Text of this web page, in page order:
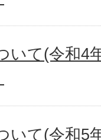
いて(令和4
いて(令和5